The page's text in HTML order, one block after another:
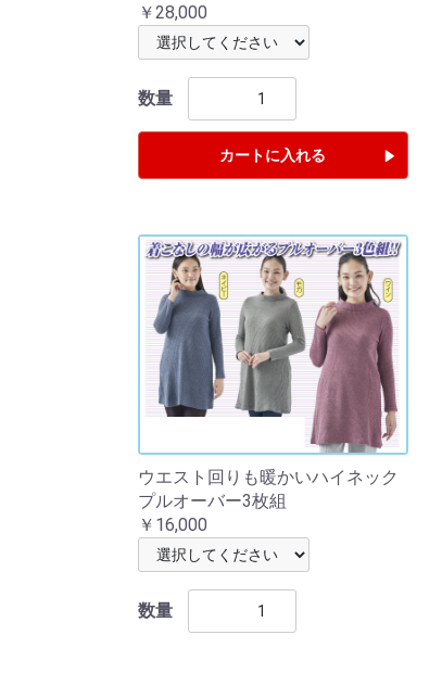
￥28,000
数量
カートに入れる
ウエスト回りも暖かいハイネック
プルオーバー3枚組
￥16,000
数量